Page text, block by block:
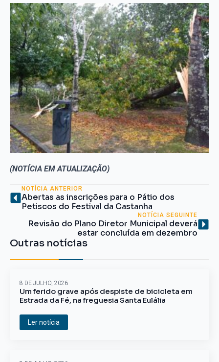
(NOTÍCIA EM ATUALIZAÇÃO)
NOTÍCIA ANTERIOR
Abertas as inscrições para o Pátio dos
Petiscos do Festival da Castanha
NOTÍCIA SEGUINTE
Revisão do Plano Diretor Municipal deverá
estar concluída em dezembro
Outras notícias
Um ferido grave após despiste de bicicleta em
Estrada da Fé, na freguesia Santa Eulália
8 DE JULHO, 2026
Ler notícia